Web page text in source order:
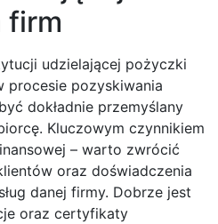
firm
udzielającej pożyczki
pozyskiwania
dokładnie przemyślany
Kluczowym czynnikiem
– warto zwrócić
oraz doświadczenia
danej firmy. Dobrze jest
oraz certyfikaty